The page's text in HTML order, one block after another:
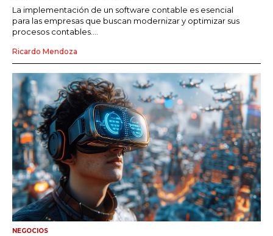
La implementación de un software contable es esencial
para las empresas que buscan modernizar y optimizar sus
procesos contables....
Ricardo Mendoza
NEGOCIOS